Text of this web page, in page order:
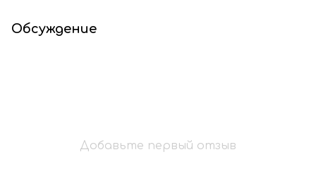
Обсуждение
Добавьте первый отзыв